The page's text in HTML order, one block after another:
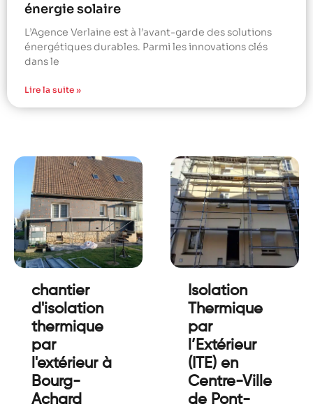
énergie solaire
L’Agence Verlaine est à l’avant-garde des solutions
énergétiques durables. Parmi les innovations clés
dans le
Lire la suite »
chantier
d'isolation
thermique
par
l'extérieur à
Bourg-
Achard
Isolation
Thermique
par
l’Extérieur
(ITE) en
Centre-Ville
de Pont-